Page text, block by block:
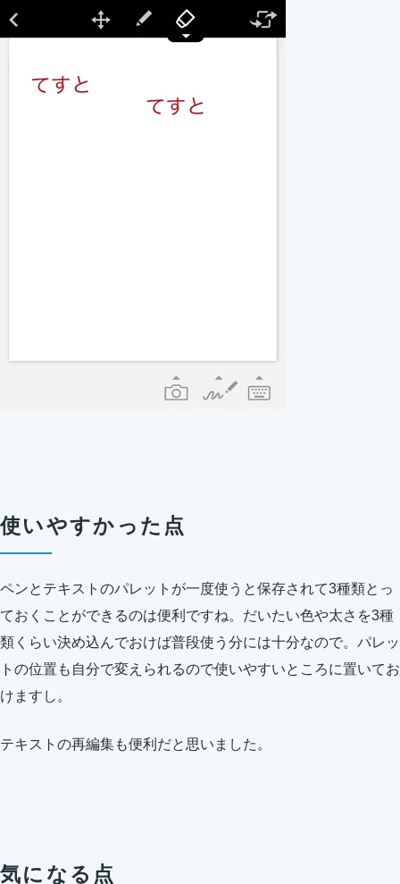
使いやすかった点
ペンとテキストのパレットが一度使うと保存されて3種類とっ
ておくことができるのは便利ですね。だいたい色や太さを3種
類くらい決め込んでおけば普段使う分には十分なので。パレッ
トの位置も自分で変えられるので使いやすいところに置いてお
けますし。
テキストの再編集も便利だと思いました。
気になる点